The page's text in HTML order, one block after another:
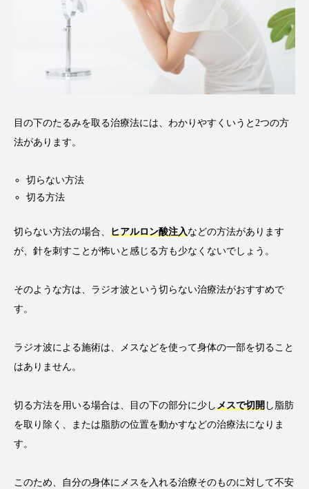
目の下のたるみを取る治療法には、わかりやすくいうと2つの方
法があります。
切らない方法
切る方法
切らない方法の場合、 ヒアルロン酸注入 などの方法があります
が、針を刺すことが怖いと感じる方も少なくないでしょう。
そのような方は、ラジオ波という切らない治療法がおすすめで
す。
ラジオ波による施術は、メスなどを使って身体の一部を切ること
はありません。
切る方法を用いる場合は、目の下の部分に少し メスで切開 し脂肪
を取り除く、または脂肪の位置を動かすなどの治療法になりま
す。
このため、自分の身体にメスを入れる治療そのものに対して不安